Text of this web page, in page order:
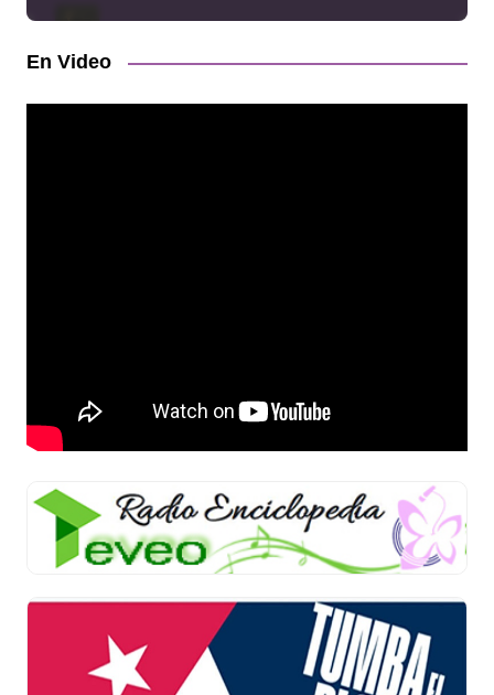
En Video